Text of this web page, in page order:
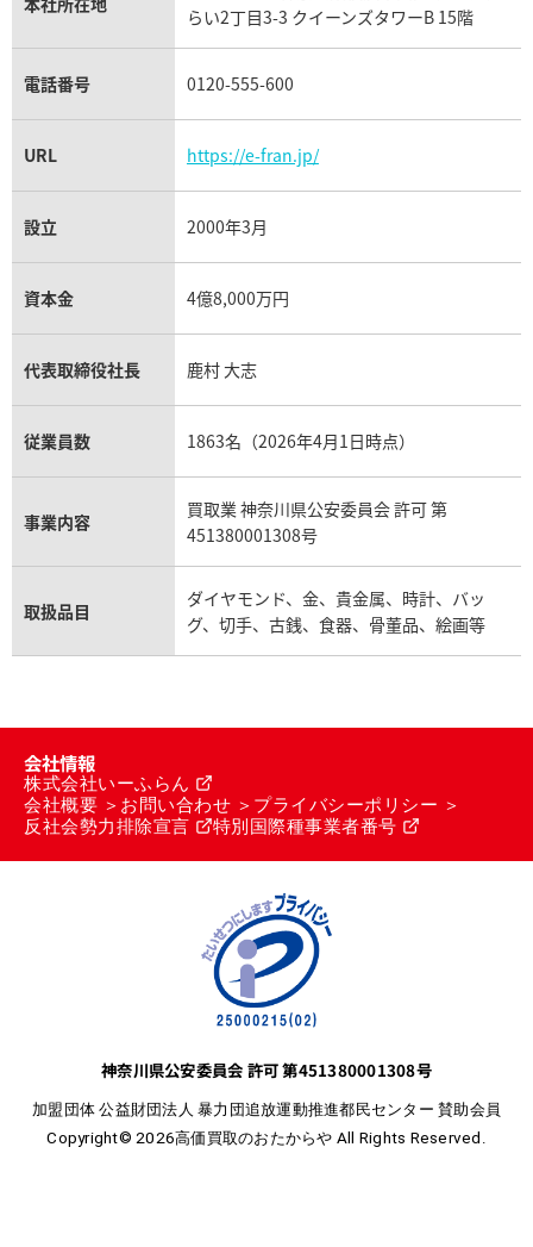
チューダー（チュードル）買取らい2丁目3-3 クイーンズタワーB 15階
電話番号 0120-555-600
URL https://e-fran.jp/
設立 2000年3月
資本金 4億8,000万円
代表取締役社長 鹿村 大志
従業員数 1863名（2026年4月1日時点）
事業内容
買取業 神奈川県公安委員会 許可 第
451380001308号
取扱品目
ダイヤモンド、金、貴金属、時計、バッ
グ、切手、古銭、食器、骨董品、絵画等
会社情報
株式会社いーふらん
会社概要
お問い合わせ
プライバシーポリシー
反社会勢力排除宣言
特別国際種事業者番号
神奈川県公安委員会 許可 第451380001308号
加盟団体 公益財団法人 暴力団追放運動推進都民センター 賛助会員
Copyright© 2026高価買取のおたからや All Rights Reserved.